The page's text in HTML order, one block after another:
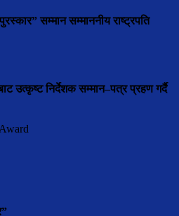
सम्मान सम्माननीय राष्ट्रपति
उत्कृष्ट निर्देशक सम्मान–पत्र प्रहण गर्दै